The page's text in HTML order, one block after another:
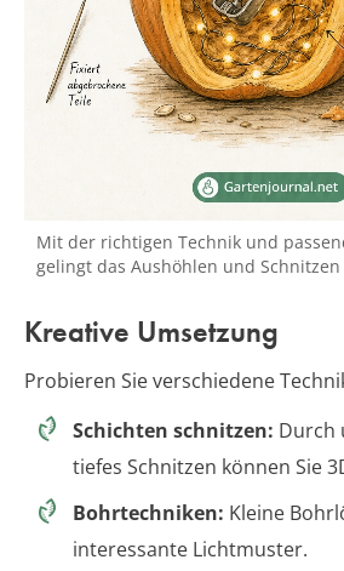
Mit der richtigen Technik und
gelingt das Aushöhlen und
Kreative Umsetzung
Probieren Sie verschiedene
Schichten schnitzen: Durch
tiefes Schnitzen können Sie
Bohrtechniken: Kleine
interessante Lichtmuster.